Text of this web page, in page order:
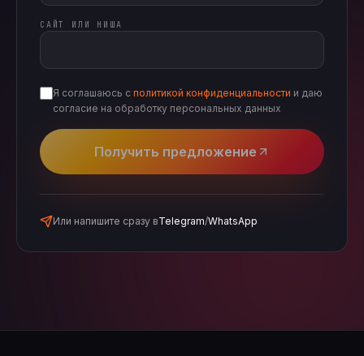
САЙТ ИЛИ НИША
Я соглашаюсь с политикой конфиденциальности и даю
согласие на обработку персональных данных
Получить предложение
Или напишите сразу вTelegram/WhatsApp